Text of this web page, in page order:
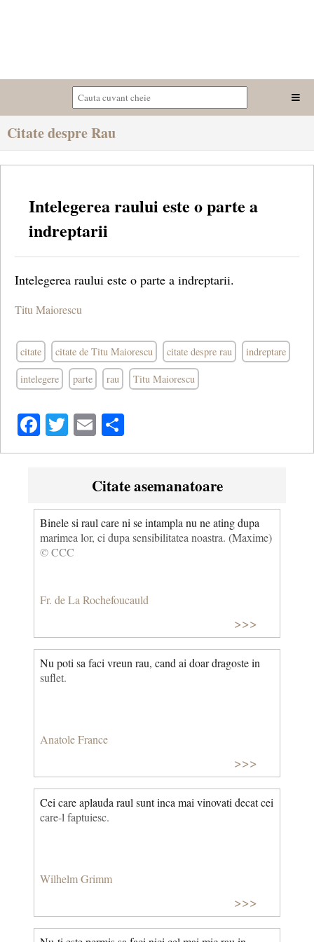
Citate despre Rau
Intelegerea raului este o parte a
indreptarii
Intelegerea raului este o parte a indreptarii.
Titu Maiorescu
citate citate de Titu Maiorescu citate despre rau indreptare
intelegere parte rau Titu Maiorescu
Facebook
Twitter
Email
Citate asemanatoare
Binele si raul care ni se intampla nu ne ating dupa
marimea lor, ci dupa sensibilitatea noastra. (Maxime)
© CCC
Fr. de La Rochefoucauld
>>>
Nu poti sa faci vreun rau, cand ai doar dragoste in
suflet.
Anatole France
>>>
Cei care aplauda raul sunt inca mai vinovati decat cei
care-l faptuiesc.
Wilhelm Grimm
>>>